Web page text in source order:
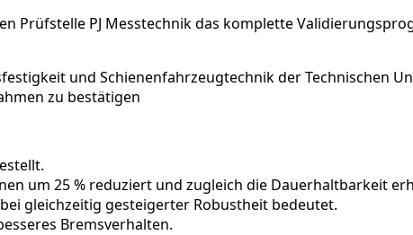
PJ Messtechnik das komplette
und Schienenfahrzeugtechnik der Technischen
zu bestätigen
um 25 % reduziert und zugleich die Dauerhaltbarkeit
gleichzeitig gesteigerter Robustheit bedeutet.
Bremsverhalten.